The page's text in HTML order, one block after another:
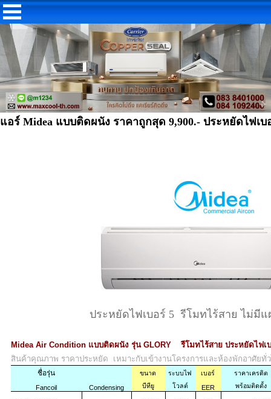
แอร์ Midea แบบติดผนัง ราคาถูกสุด 9,900.- ประหยัดไฟเบ
ประหยัดไฟเบอร์ 5 รีโมทไร้สาย ไม่มี
Midea Air Condition แบบติดผนัง รุ่น GLORY รีโมทไร้สาย ประหยัดไฟ
สินค้าคุณภาพ ราคาประหยัด เหมาะกับเข้างานโครงการและห้องพักอาศัยทั่
ชื่อรุ่น ขนาด ระบบไฟ เบอร์
ราคาเครดิต
Fancoil
Condensing บีทียู โวลต์ EER พร้อมติดตั้ง